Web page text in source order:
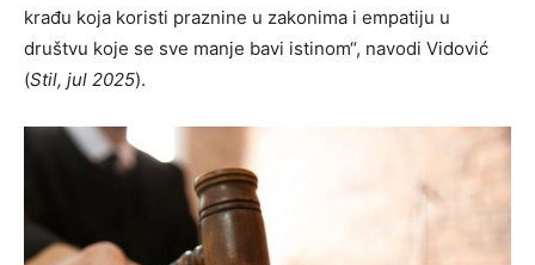
krađu koja koristi praznine u zakonima i empatiju u
društvu koje se sve manje bavi istinom“, navodi Vidović
(Stil, jul 2025).